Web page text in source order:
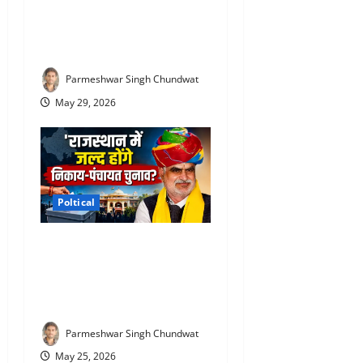
Parmeshwar Singh Chundwat
May 29, 2026
Poltical
Parmeshwar Singh Chundwat
May 25, 2026